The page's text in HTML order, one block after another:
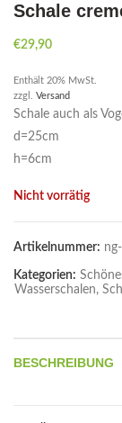
Schale
€29,90
Enthält 20% MwSt.
zzgl. Versand
Schale auch als
d=25cm
h=6cm
Nicht vorrätig
Artikelnummer:
Kategorien:
Wasserschalen,
BESCHREIBUNG